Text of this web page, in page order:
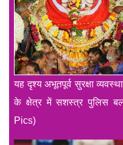
यह दृश्य अभूतपूर्व सुरक्षा
के क्षेत्र में सशस्त्र पुलिस
Pics)